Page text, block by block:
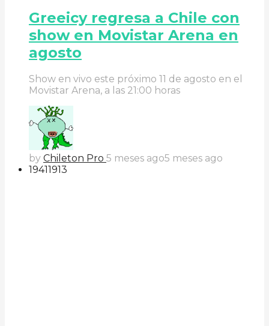
Greeicy regresa a Chile con
show en Movistar Arena en
agosto
Show en vivo este próximo 11 de agosto en el
Movistar Arena, a las 21:00 horas
by Chileton Pro 5 meses ago5 meses ago
19411913